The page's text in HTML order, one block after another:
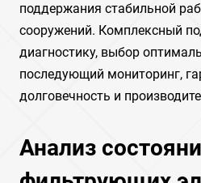
поддержания стабильной
сооружений. Комплексный
диагностику, выбор
последующий мониторинг,
долговечность и
Анализ